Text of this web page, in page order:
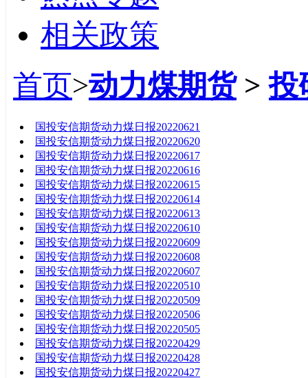
相关政策
首页>动力煤期货>投
国投安信期货动力煤日报20220621
国投安信期货动力煤日报20220620
国投安信期货动力煤日报20220617
国投安信期货动力煤日报20220616
国投安信期货动力煤日报20220615
国投安信期货动力煤日报20220614
国投安信期货动力煤日报20220613
国投安信期货动力煤日报20220610
国投安信期货动力煤日报20220609
国投安信期货动力煤日报20220608
国投安信期货动力煤日报20220607
国投安信期货动力煤日报20220510
国投安信期货动力煤日报20220509
国投安信期货动力煤日报20220506
国投安信期货动力煤日报20220505
国投安信期货动力煤日报20220429
国投安信期货动力煤日报20220428
国投安信期货动力煤日报20220427